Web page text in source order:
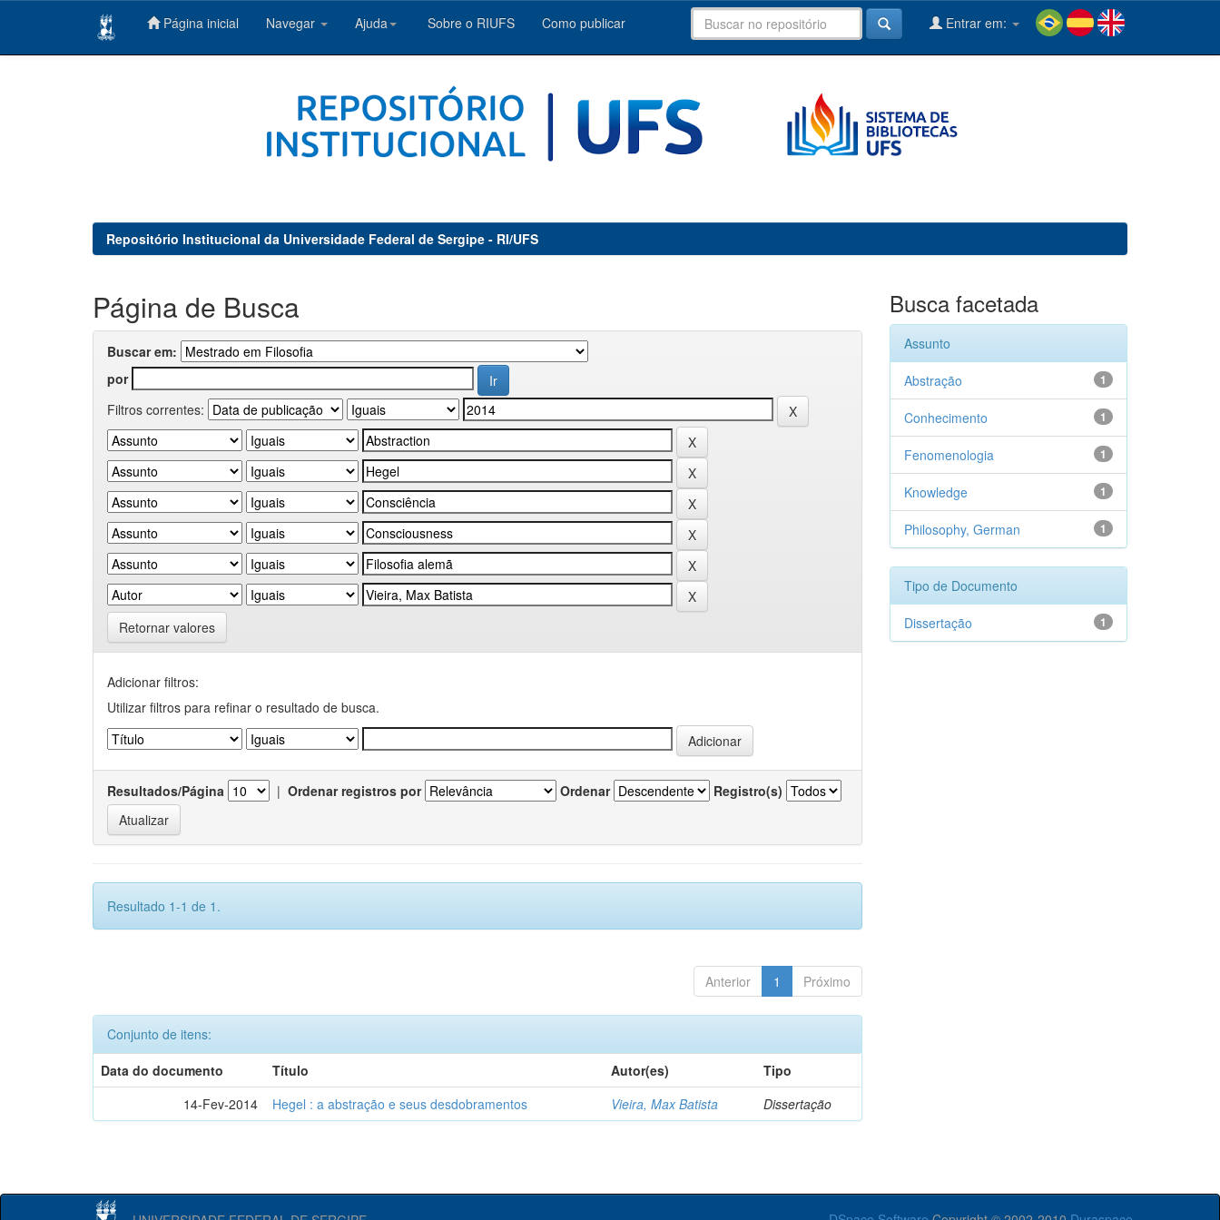
Página inicial Navegar Ajuda Sobre o RIUFS Como publicar Entrar em:
Repositório Institucional da Universidade Federal de Sergipe - RI/UFS
Página de Busca
Buscar em:
por
Filtros correntes:
Retornar valores
Adicionar filtros:
Utilizar filtros para refinar o resultado de busca.
Resultados/Página | Ordenar registros por Ordenar Registro(s)
Resultado 1-1 de 1.
Anterior 1 Próximo
Conjunto de itens:
Data do documento
Título Autor(es)
Tipo
14-Fev-2014
Hegel : a abstração e seus desdobramentos Vieira, Max Batista Dissertação
Busca facetada
Assunto
1
Abstração
1
Conhecimento
1
Fenomenologia
1
Knowledge
1
Philosophy, German
Tipo de Documento
1
Dissertação